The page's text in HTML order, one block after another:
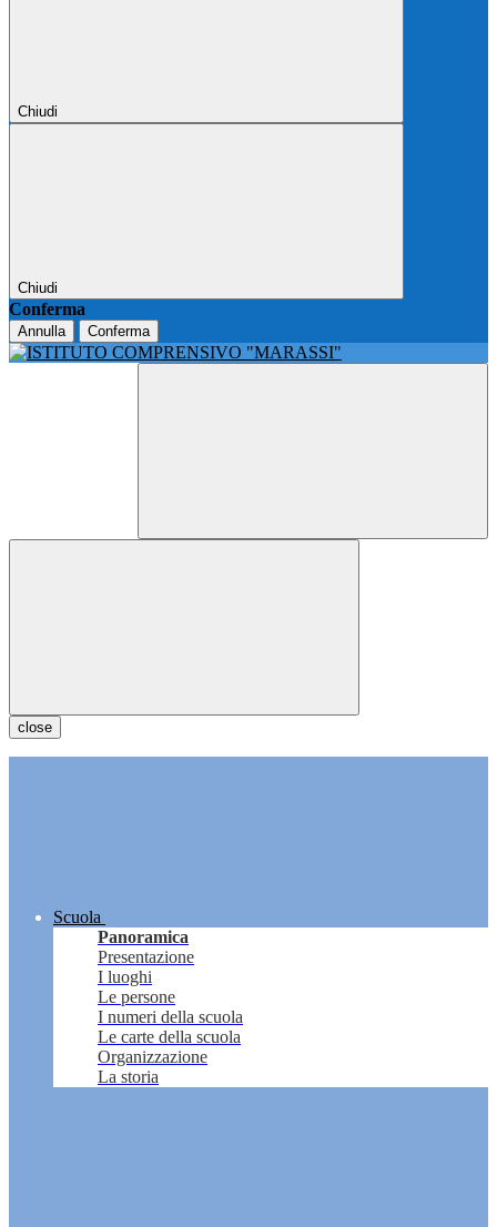
Chiudi
Chiudi
Conferma
Annulla Conferma
close
Scuola
Panoramica
Presentazione
I luoghi
Le persone
I numeri della scuola
Le carte della scuola
Organizzazione
La storia